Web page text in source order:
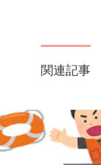
関連記事